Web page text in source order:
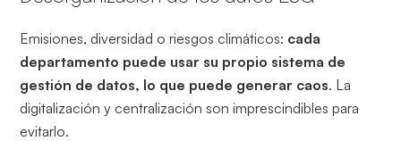
Emisiones, diversidad o riesgos climáticos: cada
departamento puede usar su propio sistema de
gestión de datos, lo que puede generar caos. La
digitalización y centralización son imprescindibles para
evitarlo.